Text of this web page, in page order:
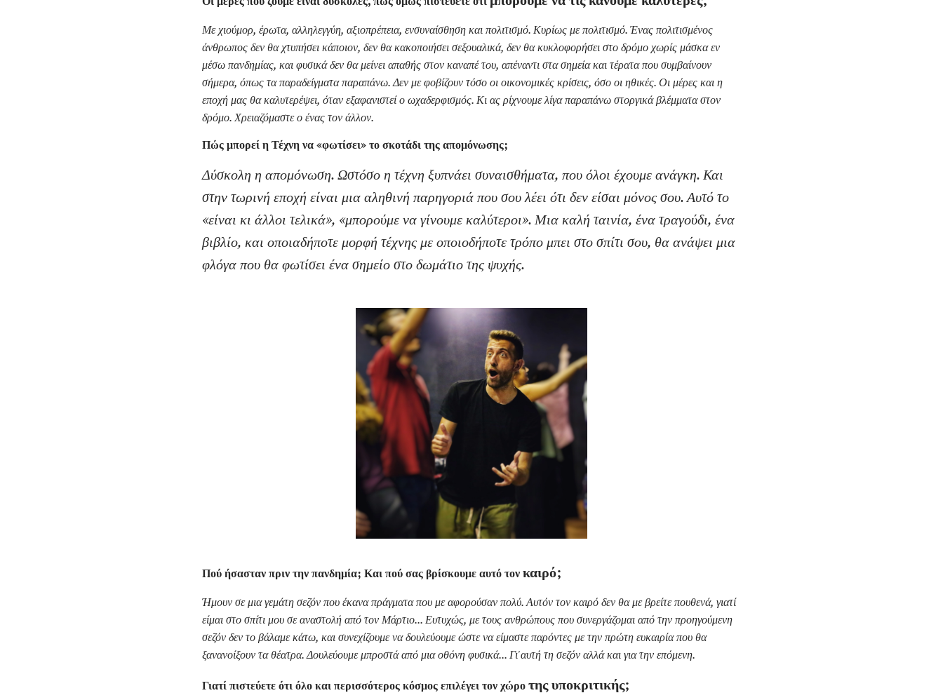
Με χιούμορ, έρωτα, αλληλεγγύη, αξιοπρέπεια, ενσυναίσθηση και πολιτισμό. Κυρίως με πολιτισμό. Ένας πολιτισμένος
άνθρωπος δεν θα χτυπήσει κάποιον, δεν θα κακοποιήσει σεξουαλικά, δεν θα κυκλοφορήσει στο δρόμο χωρίς μάσκα εν
μέσω πανδημίας, και φυσικά δεν θα μείνει απαθής στον καναπέ του, απέναντι στα σημεία και τέρατα που συμβαίνουν
σήμερα, όπως τα παραδείγματα παραπάνω. Δεν με φοβίζουν τόσο οι οικονομικές κρίσεις, όσο οι ηθικές. Οι μέρες και η
εποχή μας θα καλυτερέψει, όταν εξαφανιστεί ο ωχαδερφισμός. Κι ας ρίχνουμε λίγα παραπάνω στοργικά βλέμματα στον
δρόμο. Χρειαζόμαστε ο ένας τον άλλον.
Πώς μπορεί η Τέχνη να «φωτίσει» το σκοτάδι της απομόνωσης;
Δύσκολη η απομόνωση. Ωστόσο η τέχνη ξυπνάει συναισθήματα, που όλοι έχουμε ανάγκη. Και
στην τωρινή εποχή είναι μια αληθινή παρηγοριά που σου λέει ότι δεν είσαι μόνος σου. Αυτό το
«είναι κι άλλοι τελικά», «μπορούμε να γίνουμε καλύτεροι». Μια καλή ταινία, ένα τραγούδι, ένα
βιβλίο, και οποιαδήποτε μορφή τέχνης με οποιοδήποτε τρόπο μπει στο σπίτι σου, θα ανάψει μια
φλόγα που θα φωτίσει ένα σημείο στο δωμάτιο της ψυχής.
Πού ήσασταν πριν την πανδημία; Και πού σας βρίσκουμε αυτό τονκαιρό;
Ήμουν σε μια γεμάτη σεζόν που έκανα πράγματα που με αφορούσαν πολύ. Αυτόν τον καιρό δεν θα με βρείτε πουθενά, γιατί
είμαι στο σπίτι μου σε αναστολή από τον Μάρτιο... Ευτυχώς, με τους ανθρώπους που συνεργάζομαι από την προηγούμενη
σεζόν δεν το βάλαμε κάτω, και συνεχίζουμε να δουλεύουμε ώστε να είμαστε παρόντες με την πρώτη ευκαιρία που θα
ξανανοίξουν τα θέατρα. Δουλεύουμε μπροστά από μια οθόνη φυσικά... Γι'αυτή τη σεζόν αλλά και για την επόμενη.
Γιατί πιστεύετε ότι όλο και περισσότερος κόσμος επιλέγει τον χώροτης υποκριτικής;